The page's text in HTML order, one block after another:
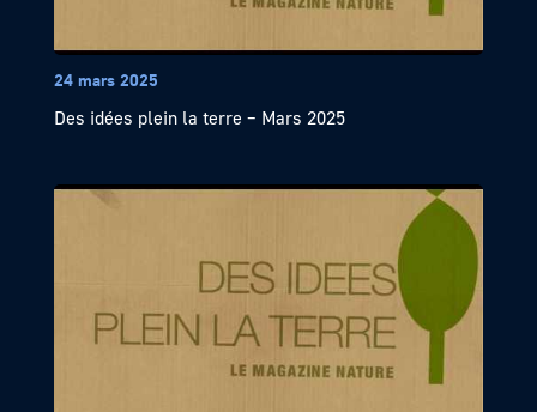
24 mars 2025
Des idées plein la terre – Mars 2025